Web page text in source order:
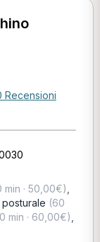
Recensioni
min · 50,00€)
(60
min · 60,00€)